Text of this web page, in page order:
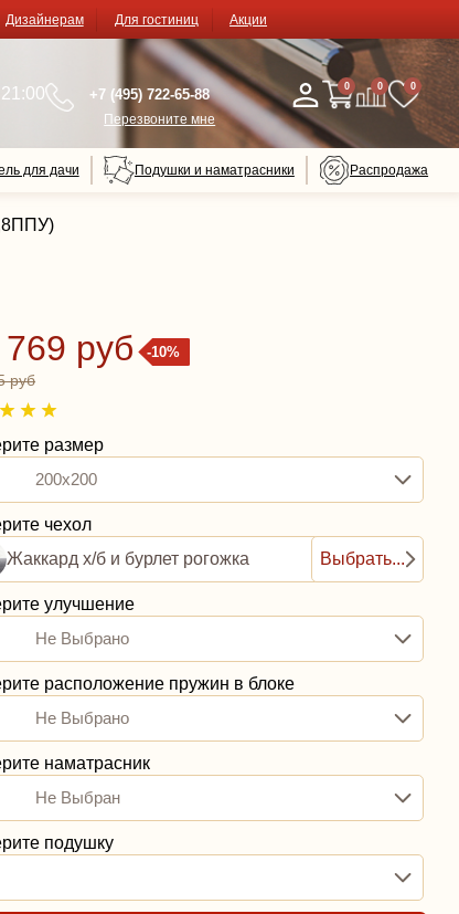
Дизайнерам Для гостиниц Акции
+7 (495) 722-65-88
Перезвоните мне
0 0 0
для дачи Подушки и наматрасники Распродажа
-10%
руб
руб
размер
200x200
чехол
Жаккард х/б и бурлет рогожка
Выбрать...
улучшение
Не Выбрано
расположение пружин в блоке
Не Выбрано
наматрасник
Не Выбран
подушку